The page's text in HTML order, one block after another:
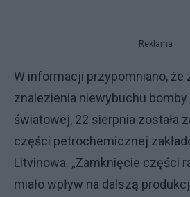
Reklama
W informacji przypomniano, że
znalezienia niewybuchu
światowej, 22 sierpnia została
części petrochemicznej
Litvinowa. „Zamknięcie części
miało wpływ na dalszą